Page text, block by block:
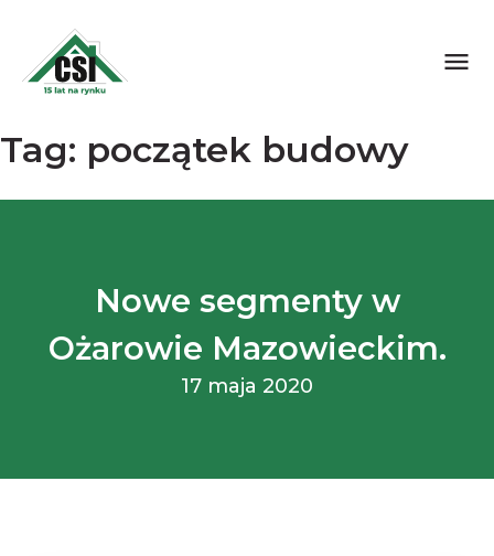
content
menu
Tag: początek budowy
Nowe segmenty w
Ożarowie Mazowieckim.
17 maja 2020